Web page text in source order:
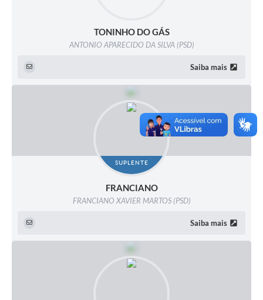
TONINHO DO GÁS
ANTONIO APARECIDO DA SILVA (PSD)
Saiba mais
SUPLENTE
FRANCIANO
FRANCIANO XAVIER MARTOS (PSD)
Saiba mais